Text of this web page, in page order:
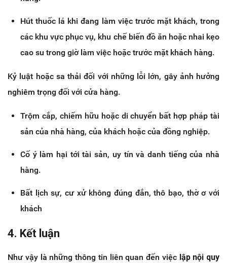
Hút thuốc lá khi đang làm việc trước mặt khách, trong
các khu vực phục vụ, khu chế biến đồ ăn hoặc nhai kẹo
cao su trong giờ làm việc hoặc trước mặt khách hàng.
Kỷ luật hoặc sa thải đối với những lỗi lớn, gây ảnh hưởng
nghiêm trọng đối với cửa hàng.
Trộm cắp, chiếm hữu hoặc di chuyển bất hợp pháp tài
sản của nhà hàng, của khách hoặc của đồng nghiệp.
Cố ý làm hại tới tài sản, uy tín và danh tiếng của nhà
hàng.
Bất lịch sự, cư xử không đúng đắn, thô bạo, thờ ơ với
khách
4. Kết luận
Như vậy là những thông tin liên quan đến việc lập nội quy